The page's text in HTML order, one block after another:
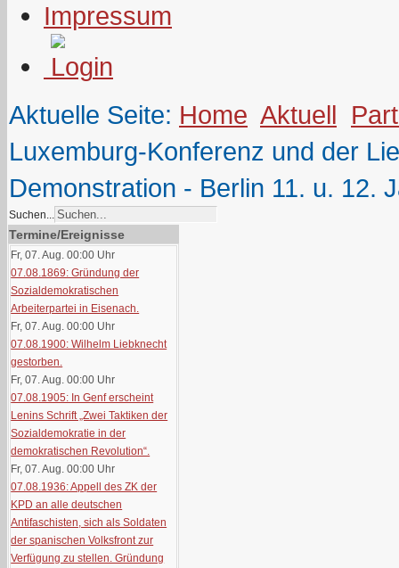
Impressum
Aktuelle Seite: Home Aktuell
Luxemburg-Konferenz und der
Demonstration - Berlin 11. u. 12.
Suchen...
Termine/Ereignisse
Fr, 07. Aug. 00:00 Uhr
07.08.1869: Gründung der
Sozialdemokratischen
Arbeiterpartei in Eisenach.
Fr, 07. Aug. 00:00 Uhr
07.08.1900: Wilhelm Liebknecht
gestorben.
Fr, 07. Aug. 00:00 Uhr
07.08.1905: In Genf erscheint
Lenins Schrift „Zwei Taktiken der
Sozialdemokratie in der
demokratischen Revolution“.
Fr, 07. Aug. 00:00 Uhr
07.08.1936: Appell des ZK der
KPD an alle deutschen
Antifaschisten, sich als Soldaten
der spanischen Volksfront zur
Verfügung zu stellen. Gründung